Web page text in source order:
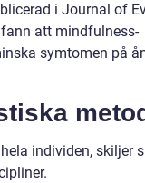
i Journal of
att mindfulness-
symtomen på
individen, skiljer